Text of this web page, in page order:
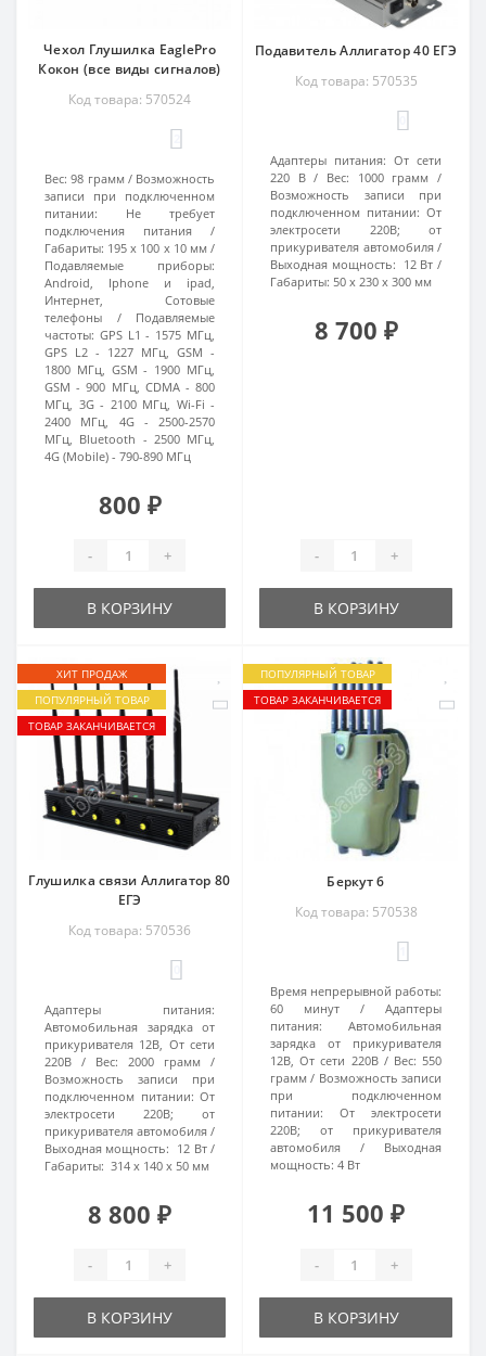
Чехол Глушилка EaglePro
Кокон (все виды сигналов)
Код товара: 570524
Вес: 98 грамм
Возможность
записи при подключенном
питании:
Не требует
подключения питания
Габариты: 195 х 100 х 10 мм
Подавляемые приборы:
Android, Iphone и ipad,
Интернет, Сотовые
телефоны
Подавляемые
частоты: GPS L1 - 1575 МГц,
GPS L2 - 1227 МГц, GSM -
1800 МГц, GSM - 1900 МГц,
GSM - 900 МГц, CDMA - 800
МГц, 3G - 2100 МГц, Wi-Fi -
2400 МГц, 4G - 2500-2570
МГц, Bluetooth - 2500 МГц,
4G (Mobile) - 790-890 МГц
800 ₽
- +
В КОРЗИНУ
Подавитель Аллигатор 40 ЕГЭ
Код товара: 570535
Адаптеры питания: От сети
220 В
Вес:
1000 грамм
Возможность записи при
подключенном питании: От
электросети 220В; от
прикуривателя автомобиля
Выходная мощность: 12 Вт
Габариты: 50 х 230 х 300 мм
8 700 ₽
- +
В КОРЗИНУ
ХИТ ПРОДАЖ
ПОПУЛЯРНЫЙ ТОВАР
ТОВАР ЗАКАНЧИВАЕТСЯ
Глушилка связи Аллигатор 80
ЕГЭ
Код товара: 570536
Адаптеры питания:
Автомобильная зарядка от
прикуривателя 12В, От сети
220В
Вес:
2000 грамм
Возможность записи при
подключенном питании: От
электросети 220В; от
прикуривателя автомобиля
Выходная мощность: 12 Вт
Габариты: 314 х 140 х 50 мм
8 800 ₽
- +
В КОРЗИНУ
ПОПУЛЯРНЫЙ ТОВАР
ТОВАР ЗАКАНЧИВАЕТСЯ
Беркут 6
Код товара: 570538
Время непрерывной работы:
60 минут
Адаптеры
питания:
Автомобильная
зарядка от прикуривателя
12В, От сети 220В
Вес: 550
грамм
Возможность записи
при подключенном
питании:
От электросети
220В; от прикуривателя
автомобиля
Выходная
мощность: 4 Вт
11 500 ₽
- +
В КОРЗИНУ